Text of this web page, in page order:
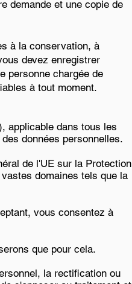
demande et une copie de
à la conservation, à
devez enregistrer
personne chargée de
à tout moment.
applicable dans tous les
données personnelles.
de l'UE sur la Protection
domaines tels que la
vous consentez à
que pour cela.
la rectification ou